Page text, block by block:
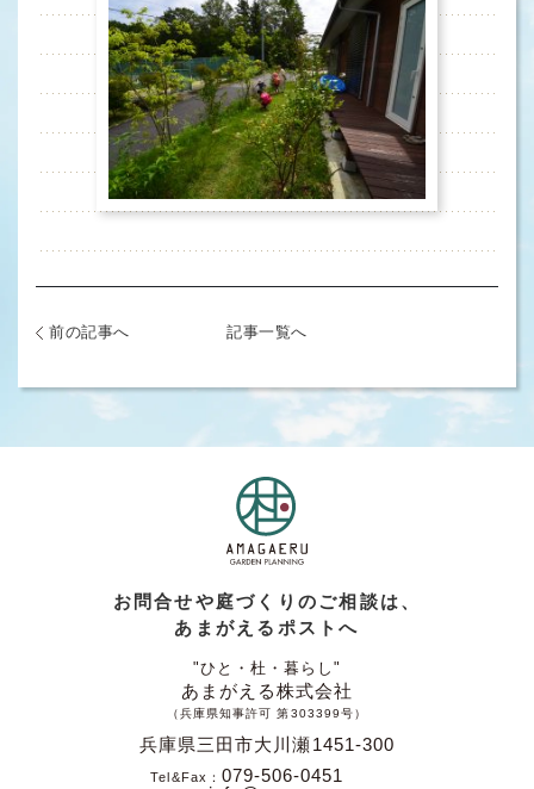
前の記事へ 記事一覧へ
お問合せや庭づくりのご相談は、
あまがえるポストへ
"ひと・杜・暮らし"
あまがえる株式会社
（兵庫県知事許可 第303399号）
兵庫県三田市大川瀬1451-300
Tel&Fax 079-506-0451